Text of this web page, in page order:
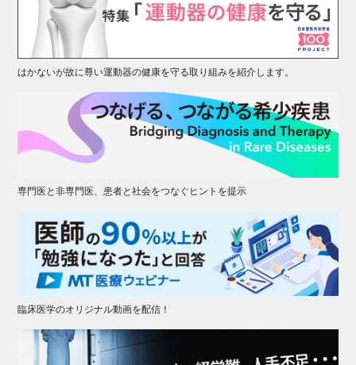
はかないが故に尊い運動器の健康を守る取り組みを紹介します。
専門医と非専門医、患者と社会をつなぐヒントを提示
臨床医学のオリジナル動画を配信！